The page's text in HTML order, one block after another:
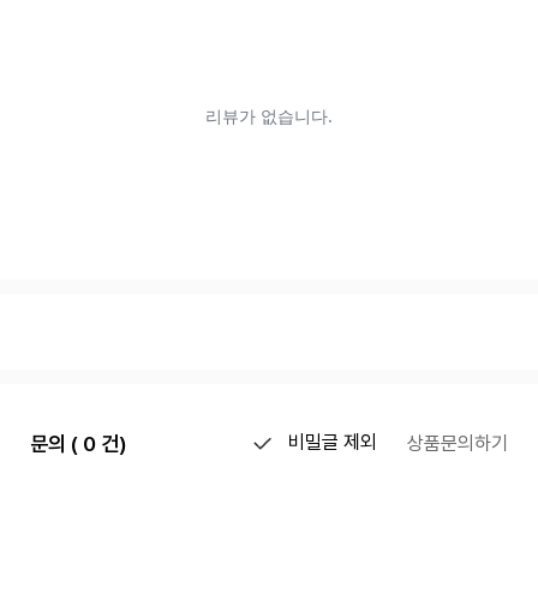
문의 ( 0 건) 비밀글 제외 상품문의하기